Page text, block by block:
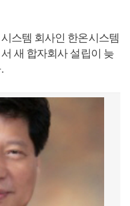
스템 회사인 한온시스템
새 합자회사 설립이 늦